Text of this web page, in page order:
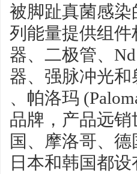
被脚趾真菌感
列能量提供组件
器、二极管、
器、强脉冲光
、帕洛玛
品牌，产品远
国、摩洛哥、
日本和韩国都